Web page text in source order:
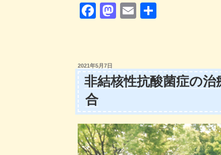
F
e
b
o
o
k
M
d
o
n
E
投
稿
日:
2021年5月7日
非結核性抗酸菌症の
合